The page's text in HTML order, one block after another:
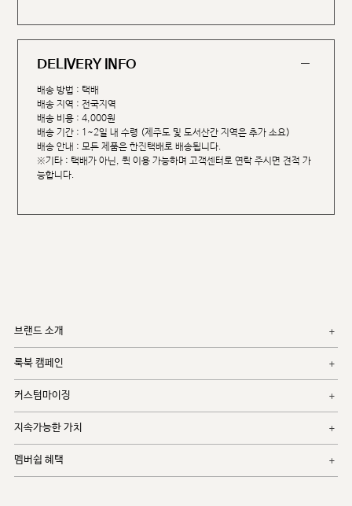
DELIVERY INFO
배송 방법 : 택배
배송 지역 : 전국지역
배송 비용 : 4,000원
배송 기간 : 1~2일 내 수령 (제주도 및 도서산간 지역은 추가 소요)
배송 안내 : 모든 제품은 한진택배로 배송됩니다.
※기타 : 택배가 아닌, 퀵 이용 가능하며 고객센터로 연락 주시면 견적 가
능합니다.
브랜드 소개
룩북 캠페인
커스텀마이징
지속가능한 가치
멤버쉽 혜택